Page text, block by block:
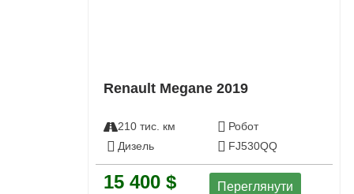
Renault Megane 2019
210 тис. км
Робот
Дизель
FJ530QQ
15 400 $ Переглянути